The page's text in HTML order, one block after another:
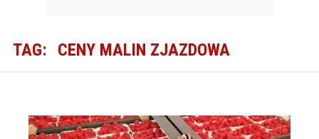
TAG: CENY MALIN ZJAZDOWA